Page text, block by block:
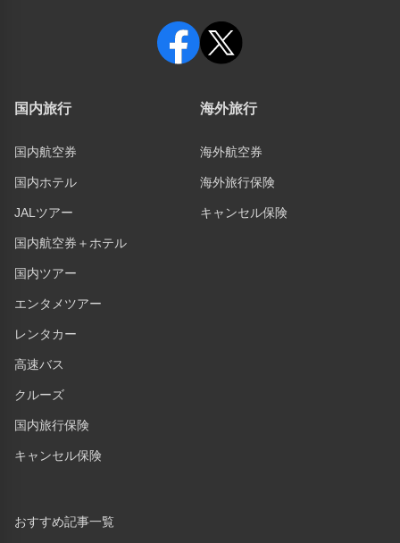
国内旅行
国内航空券
国内ホテル
JALツアー
国内航空券＋ホテル
国内ツアー
エンタメツアー
レンタカー
高速バス
クルーズ
国内旅行保険
キャンセル保険
海外旅行
海外航空券
海外旅行保険
キャンセル保険
おすすめ記事一覧